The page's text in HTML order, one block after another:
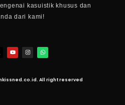
kasuistik khusus dan
dari kami!
All right reserved